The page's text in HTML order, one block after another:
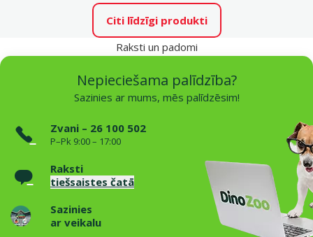
Citi līdzīgi produkti
Raksti un padomi
Nepieciešama palīdzība?
Sazinies ar mums, mēs palīdzēsim!
Zvani – 26 100 502
P–Pk 9:00 – 17:00
Raksti
tiešsaistes čatā
Sazinies
ar veikalu